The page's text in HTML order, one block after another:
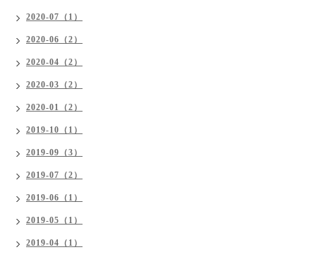
2020-07（1）
2020-06（2）
2020-04（2）
2020-03（2）
2020-01（2）
2019-10（1）
2019-09（3）
2019-07（2）
2019-06（1）
2019-05（1）
2019-04（1）